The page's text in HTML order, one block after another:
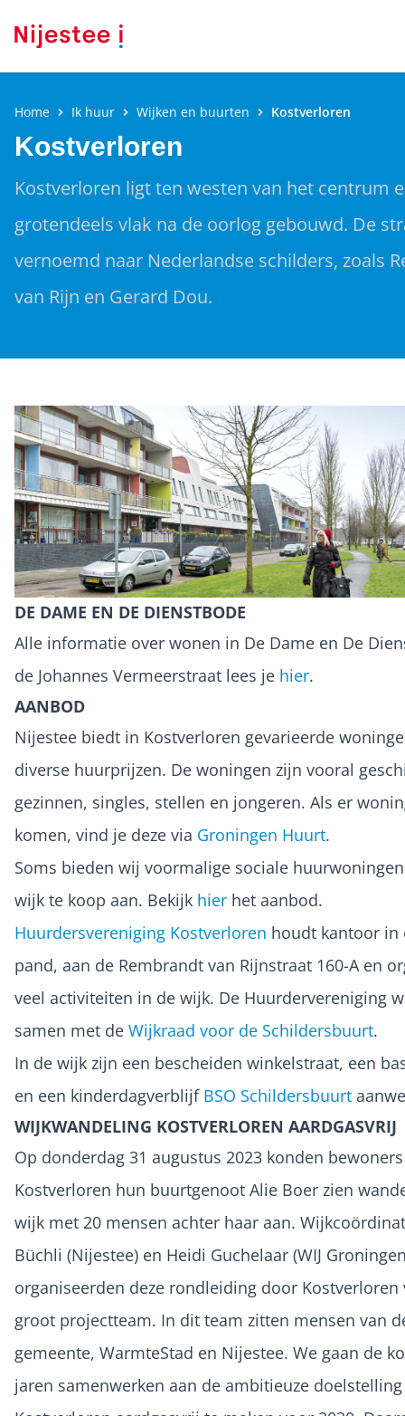
Home Ik huur Wijken en buurten Kostverloren
Kostverloren
Kostverloren ligt ten westen van het centrum
grotendeels vlak na de oorlog gebouwd. De
vernoemd naar Nederlandse schilders, zoals
van Rijn en Gerard Dou.
DE DAME EN DE DIENSTBODE
Alle informatie over wonen in De Dame en De
de Johannes Vermeerstraat lees je hier.
AANBOD
Nijestee biedt in Kostverloren gevarieerde
diverse huurprijzen. De woningen zijn vooral
gezinnen, singles, stellen en jongeren. Als er
komen, vind je deze via Groningen Huurt.
Soms bieden wij voormalige sociale
wijk te koop aan. Bekijk hier het aanbod.
Huurdersvereniging Kostverloren houdt kantoor in
pand, aan de Rembrandt van Rijnstraat 160-A en
veel activiteiten in de wijk. De Huurdervereniging
samen met de Wijkraad voor de Schildersbuurt.
In de wijk zijn een bescheiden winkelstraat, een
en een kinderdagverblijf BSO Schildersbuurt
WIJKWANDELING KOSTVERLOREN AARDGASVRIJ
Op donderdag 31 augustus 2023 konden
Kostverloren hun buurtgenoot Alie Boer zien
wijk met 20 mensen achter haar aan.
Büchli (Nijestee) en Heidi Guchelaar (WIJ
organiseerden deze rondleiding door Kostverloren
groot projectteam. In dit team zitten mensen van
gemeente, WarmteStad en Nijestee. We gaan de
jaren samenwerken aan de ambitieuze